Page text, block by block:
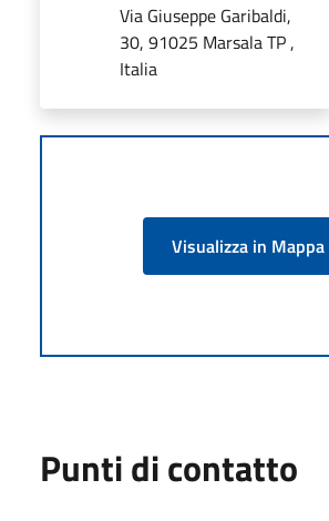
Via Giuseppe Garibaldi,
30, 91025 Marsala TP ,
Italia
Visualizza in Mappa
Punti di contatto